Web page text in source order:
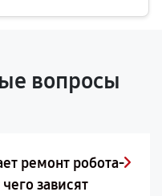
вопросы
ремонт робота-
зависят